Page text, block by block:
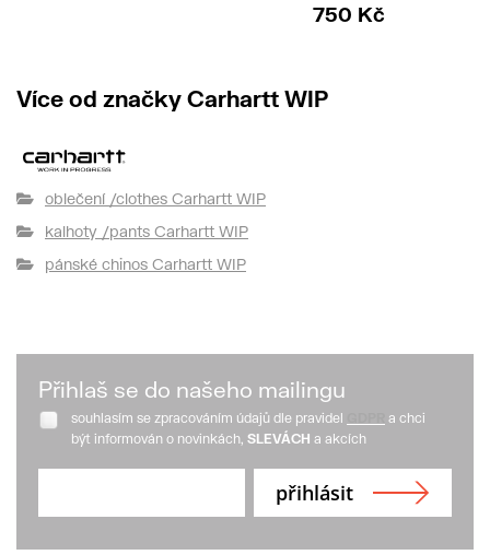
750 Kč
Více od značky Carhartt WIP
oblečení /clothes Carhartt WIP
kalhoty /pants Carhartt WIP
pánské chinos Carhartt WIP
Přihlaš se do našeho mailingu
souhlasím se zpracováním údajů dle pravidel
a chci
být informován o novinkách, SLEVÁCH a akcích